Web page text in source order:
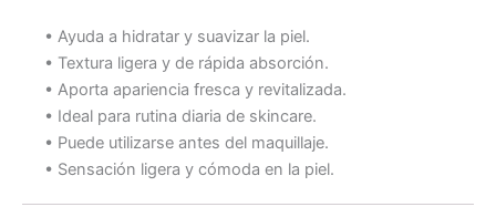
• Ayuda a hidratar y suavizar la piel.
• Textura ligera y de rápida absorción.
• Aporta apariencia fresca y revitalizada.
• Ideal para rutina diaria de skincare.
• Puede utilizarse antes del maquillaje.
• Sensación ligera y cómoda en la piel.